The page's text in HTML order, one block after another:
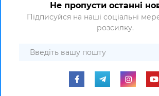
Не пропусти останні
Підписуйся на наші соціальні
розсилку.